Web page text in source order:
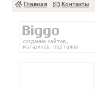
Главная Контакты